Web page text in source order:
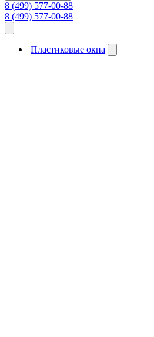
8 (499) 577-00-88
8 (499) 577-00-88
Пластиковые окна